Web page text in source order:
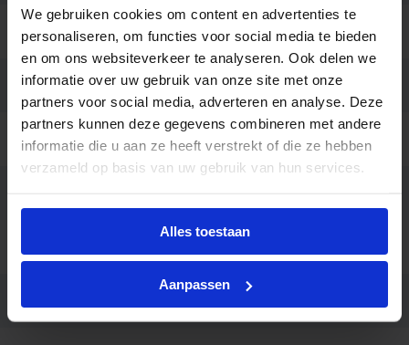
We gebruiken cookies om content en advertenties te
personaliseren, om functies voor social media te bieden
en om ons websiteverkeer te analyseren. Ook delen we
informatie over uw gebruik van onze site met onze
partners voor social media, adverteren en analyse. Deze
partners kunnen deze gegevens combineren met andere
informatie die u aan ze heeft verstrekt of die ze hebben
verzameld op basis van uw gebruik van hun services.
Alles toestaan
Aanpassen
Kleur Corten
Montage Opbouw
Aansluiting Schroefloos klemmenblok